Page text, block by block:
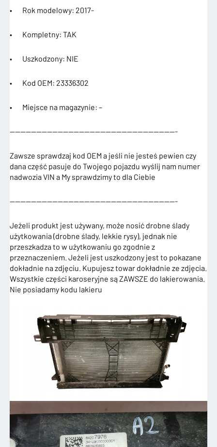
• Rok modelowy: 2017-
• Kompletny: TAK
• Uszkodzony: NIE
• Kod OEM: 23336302
• Miejsce na magazynie: –
———————————————————————————————-
Zawsze sprawdzaj kod OEM a jeśli nie jesteś pewien czy
dana część pasuje do Twojego pojazdu wyślij nam numer
nadwozia VIN a My sprawdzimy to dla Ciebie
———————————————————————————————-
Jeżeli produkt jest używany, może nosić drobne ślady
użytkowania (drobne ślady, lekkie rysy), jednak nie
przeszkadza to w użytkowaniu go zgodnie z
przeznaczeniem. Jeżeli jest uszkodzony jest to pokazane
dokładnie na zdjęciu. Kupujesz towar dokładnie ze zdjęcia.
Wszystkie części karoseryjne są ZAWSZE do lakierowania.
Nie posiadamy kodu lakieru